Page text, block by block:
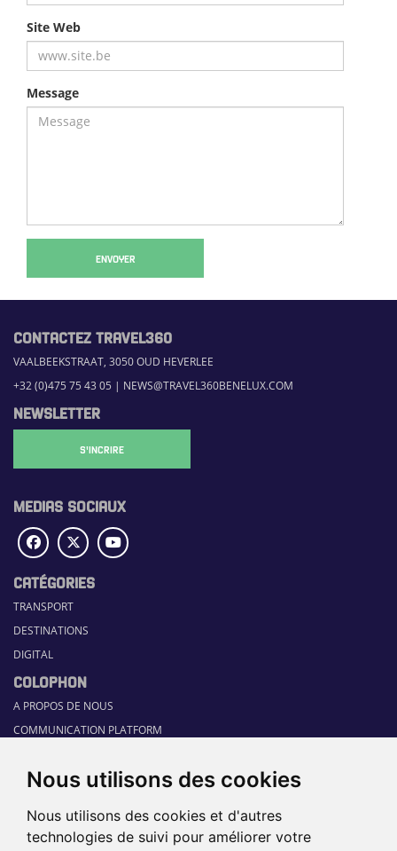
Nous utilisons des cookies
Nous utilisons des cookies et d'autres
technologies de suivi pour améliorer votre
Site Web
Message
ENVOYER
CONTACTEZ TRAVEL360
VAALBEEKSTRAAT, 3050 OUD HEVERLEE
+32 (0)475 75 43 05 | NEWS@TRAVEL360BENELUX.COM
NEWSLETTER
S'INCRIRE
MEDIAS SOCIAUX
CATÉGORIES
TRANSPORT
DESTINATIONS
DIGITAL
COLOPHON
A PROPOS DE NOUS
COMMUNICATION PLATFORM
RUBRIQUES
GUIDE SECTORIEL